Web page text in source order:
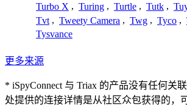
Turbo X , Turing , Turtle , Tutk ,
Tvt , Tweety Camera , Twg , Tyco ,
Tysvance
更多来源
* iSpyConnect 与 Triax 的产品没有任何关
处提供的连接详情是从社区众包获得的，